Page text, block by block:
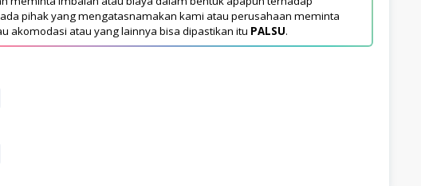
pihak yang mengatasnamakan kami atau perusahaan meminta
akomodasi atau yang lainnya bisa dipastikan itu PALSU.